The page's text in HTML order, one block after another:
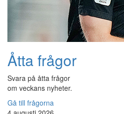
Åtta frågor
Svara på åtta frågor
om veckans nyheter.
Gå till frågorna